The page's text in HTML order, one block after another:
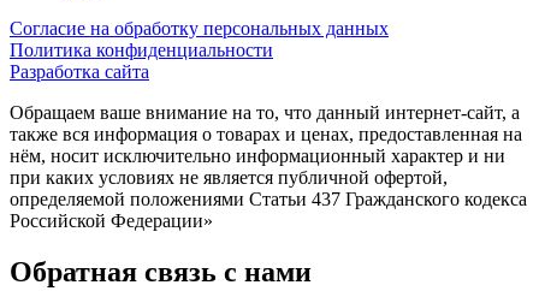
Согласие на обработку персональных данных
Политика конфиденциальности
Разработка сайта
Обращаем ваше внимание на то, что данный интернет-сайт, а
также вся информация о товарах и ценах, предоставленная на
нём, носит исключительно информационный характер и ни
при каких условиях не является публичной офертой,
определяемой положениями Статьи 437 Гражданского кодекса
Российской Федерации»
Обратная связь с нами